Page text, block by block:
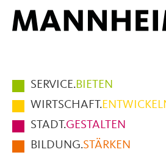
Hauptmenüpunkte
im
Fußbereich
der
Seite
SERVICE.BIETEN
WIRTSCHAFT.
STADT.GESTALTEN
BILDUNG.STÄRKEN